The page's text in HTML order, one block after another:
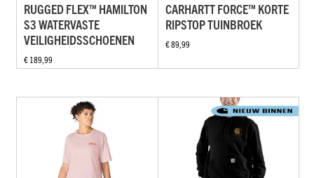
RUGGED FLEX™ HAMILTON
S3 WATERVASTE
VEILIGHEIDSSCHOENEN
€ 189,99
CARHARTT FORCE™ KORTE
RIPSTOP TUINBROEK
€ 89,99